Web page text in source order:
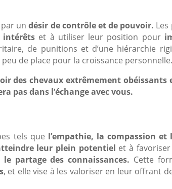
par undésir de contrôle et de pouvoir.
intérêtset à utiliser leur position pour
de punitions et d’une hiérarchie
de place pour la croissance personnelle.
des chevaux extrêmement obéissants
pas dans l’échange avec vous.
tels que l’empathie, la compassion
leur plein potentiel et à
partage des connaissances. Cette
, et elle vise à les valoriser en leur offrant